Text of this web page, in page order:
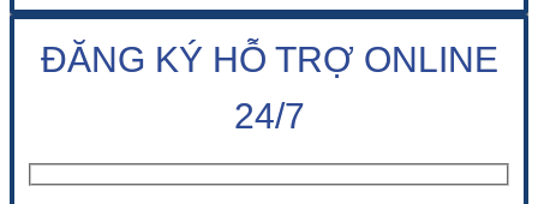
ĐĂNG KÝ HỖ TRỢ ONLINE
24/7